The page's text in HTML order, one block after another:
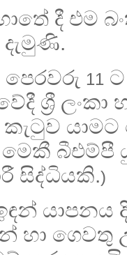
දී එම
දැමුණි.
පෙරවරු 11
ශ්‍රී ලංකා
බීඑම්පී
සිද්ධියකි.)
හා ගෙවතු